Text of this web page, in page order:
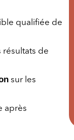
qualifiée de
résultats de
sur les
après